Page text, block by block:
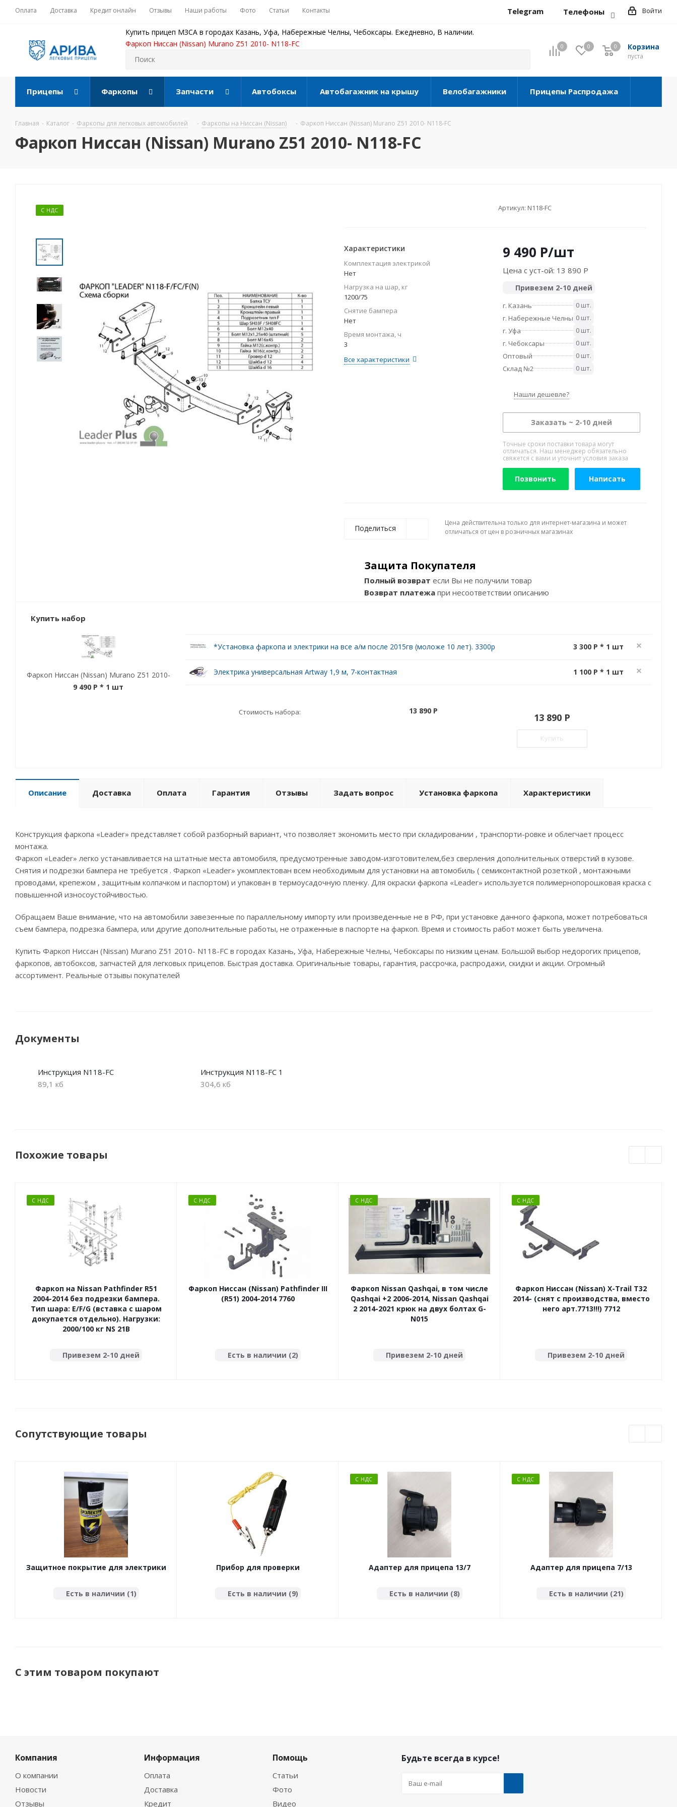
Оплата Доставка Кредит онлайн Отзывы Наши работы Фото Статьи Контакты Войти
Telegram Телефоны
Купить прицеп МЗСА в городах Казань, Уфа, Набережные Челны, Чебоксары. Ежедневно, В наличии.
Фаркоп Ниссан (Nissan) Murano Z51 2010- N118-FC
0 0 Корзина
0
пуста
0
Прицепы Фаркопы Запчасти Автобоксы Автобагажник на крышу Велобагажники Прицепы Распродажа
Главная - Каталог - Фаркопы для легковых автомобилей - Фаркопы на Ниссан (Nissan) - Фаркоп Ниссан (Nissan) Murano Z51 2010- N118-FC
Фаркоп Ниссан (Nissan) Murano Z51 2010- N118-FC
С НДС Артикул: N118-FC
Характеристики
Комплектация электрикой
Нет
Нагрузка на шар, кг
1200/75
Снятие бампера
Нет
Время монтажа, ч
3
Все характеристики
9 490 P/шт
Цена с уст-ой: 13 890 P
Привезем 2-10 дней
г. Казань
0 шт.
г. Набережные Челны 0 шт.
г. Уфа
0 шт.
г. Чебоксары
0 шт.
Оптовый
0 шт.
Склад №2
0 шт.
Нашли дешевле?
Заказать ~ 2-10 дней
Точные сроки поставки товара могут
отличаться. Наш менеджер обязательно
свяжется с вами и уточнит условия заказа
Позвонить Написать
Поделиться
Цена действительна только для интернет-магазина и может
отличаться от цен в розничных магазинах
Защита Покупателя
Полный возврат если Вы не получили товар
Возврат платежа при несоответствии описанию
Купить набор
Фаркоп Ниссан (Nissan) Murano Z51 2010-
9 490 P * 1 шт
*Установка фаркопа и электрики на все а/м после 2015гв (моложе 10 лет). 3300р 3 300 P * 1 шт
Электрика универсальная Artway 1,9 м, 7-контактная 1 100 P * 1 шт
Стоимость набора: 13 890 P
13 890 P
Купить
Описание Доставка Оплата Гарантия Отзывы Задать вопрос Установка фаркопа Характеристики
Конструкция фаркопа «Leader» представляет собой разборный вариант, что позволяет экономить место при складировании , транспорти-ровке и облегчает процесс
монтажа.
Фаркоп «Leader» легко устанавливается на штатные места автомобиля, предусмотренные заводом-изготовителем,без сверления дополнительных отверстий в кузове.
Снятия и подрезки бампера не требуется . Фаркоп «Leader» укомплектован всем необходимым для установки на автомобиль ( семиконтактной розеткой , монтажными
проводами, крепежом , защитным колпачком и паспортом) и упакован в термоусадочную пленку. Для окраски фаркопа «Leader» используется полимернопорошковая краска с
повышенной износоустойчивостью.
Обращаем Ваше внимание, что на автомобили завезенные по параллельному импорту или произведенные не в РФ, при установке данного фаркопа, может потребоваться
съем бампера, подрезка бампера, или другие дополнительные работы, не отраженные в паспорте на фаркоп. Время и стоимость работ может быть увеличена.
Купить Фаркоп Ниссан (Nissan) Murano Z51 2010- N118-FC в городах Казань, Уфа, Набережные Челны, Чебоксары по низким ценам. Большой выбор недорогих прицепов,
фаркопов, автобоксов, запчастей для легковых прицепов. Быстрая доставка. Оригинальные товары, гарантия, рассрочка, распродажи, скидки и акции. Огромный
ассортимент. Реальные отзывы покупателей
Документы
Инструкция N118-FC
89,1 кб
Инструкция N118-FC 1
304,6 кб
Похожие товары
С НДС
Фаркоп на Nissan Pathfinder R51
2004-2014 без подрезки бампера.
Тип шара: E/F/G (вставка с шаром
докупается отдельно). Нагрузки:
2000/100 кг NS 21B
Привезем 2-10 дней
С НДС
Фаркоп Ниссан (Nissan) Pathfinder III
(R51) 2004-2014 7760
Есть в наличии (2)
С НДС
Фаркоп Nissan Qashqai, в том числе
Qashqai +2 2006-2014, Nissan Qashqai
2 2014-2021 крюк на двух болтах G-
N015
Привезем 2-10 дней
С НДС
Фаркоп Ниссан (Nissan) X-Trail T32
2014- (снят с производства, вместо
него арт.7713!!!) 7712
Привезем 2-10 дней
Сопутствующие товары
Защитное покрытие для электрики
Есть в наличии (1)
Прибор для проверки
Есть в наличии (9)
С НДС
Адаптер для прицепа 13/7
Есть в наличии (8)
С НДС
Адаптер для прицепа 7/13
Есть в наличии (21)
С этим товаром покупают
Компания
О компании
Новости
Отзывы
Информация
Оплата
Доставка
Кредит
Помощь
Статьи
Фото
Видео
Будьте всегда в курсе!